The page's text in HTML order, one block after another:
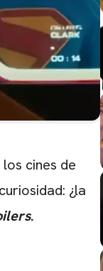
cines de
¿la
.